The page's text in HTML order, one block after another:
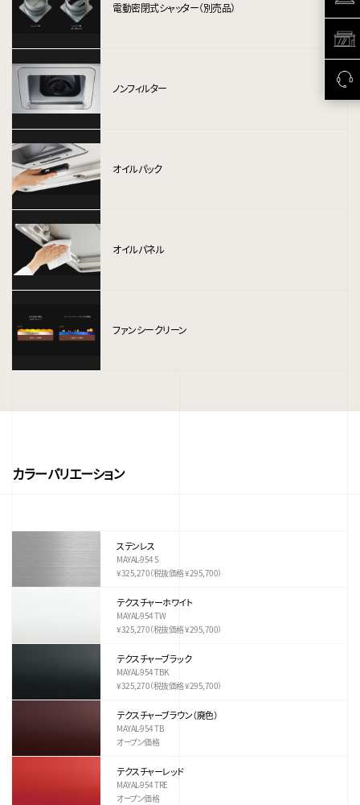
電動密閉式シャッター（別売品）
ノンフィルター
オイルパック
オイルパネル
ファンシークリーン
カラーバリエーション
ステンレス
MAYAL-954 S
¥325,270（税抜価格 ¥295,700）
テクスチャーホワイト
MAYAL-954 TW
¥325,270（税抜価格 ¥295,700）
テクスチャーブラック
MAYAL-954 TBK
¥325,270（税抜価格 ¥295,700）
テクスチャーブラウン（廃色）
MAYAL-954 TB
オープン価格
テクスチャーレッド
MAYAL-954 TRE
オープン価格